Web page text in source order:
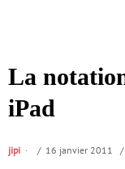
La
iPad
jipi / 16 janvier 2011 /